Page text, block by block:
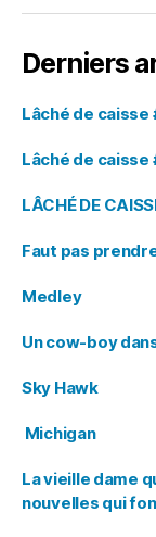
Derniers
Lâché de
Lâché de caisse
LÂCHÉ DE
Faut pas
Medley
Un cow-boy
Sky Hawk
Michigan
La vieille dame
nouvelles qui